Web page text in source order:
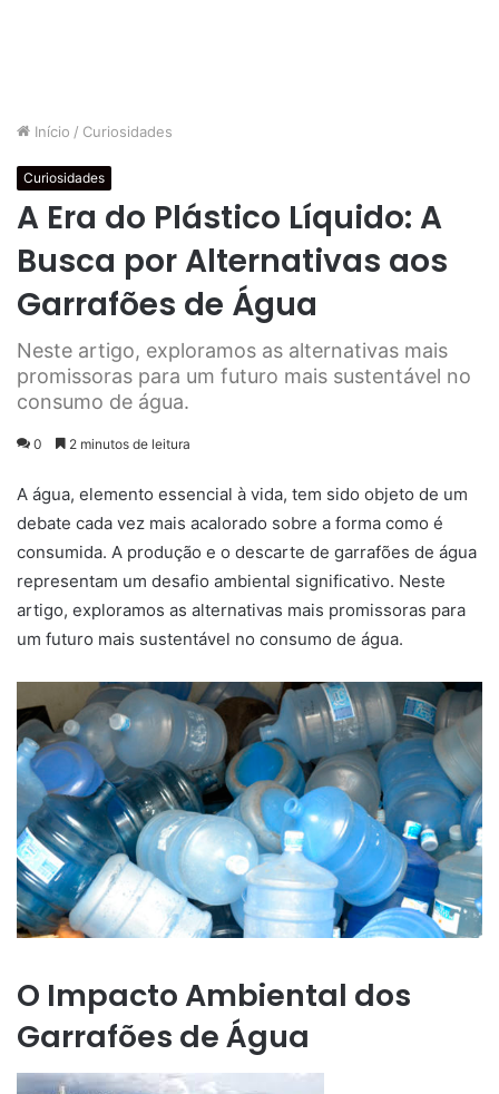
Início / Curiosidades
Curiosidades
A Era do Plástico Líquido: A
Busca por Alternativas aos
Garrafões de Água
Neste artigo, exploramos as alternativas mais
promissoras para um futuro mais sustentável no
consumo de água.
0 2 minutos de leitura
A água, elemento essencial à vida, tem sido objeto de um
debate cada vez mais acalorado sobre a forma como é
consumida. A produção e o descarte de garrafões de água
representam um desafio ambiental significativo. Neste
artigo, exploramos as alternativas mais promissoras para
um futuro mais sustentável no consumo de água.
O Impacto Ambiental dos
Garrafões de Água